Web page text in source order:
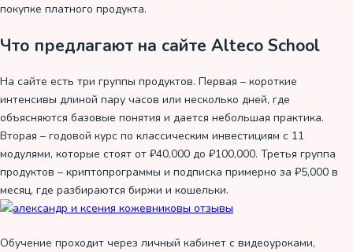
покупке платного продукта.
Что предлагают на сайте Alteco School
На сайте есть три группы продуктов. Первая – короткие
интенсивы длиной пару часов или несколько дней, где
объясняются базовые понятия и дается небольшая практика.
Вторая – годовой курс по классическим инвестициям с 11
модулями, которые стоят от ₽40,000 до ₽100,000. Третья группа
продуктов – криптопрограммы и подписка примерно за ₽5,000 в
месяц, где разбираются биржи и кошельки.
Обучение проходит через личный кабинет с видеоуроками,